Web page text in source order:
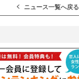
ニュース一覧へ戻る